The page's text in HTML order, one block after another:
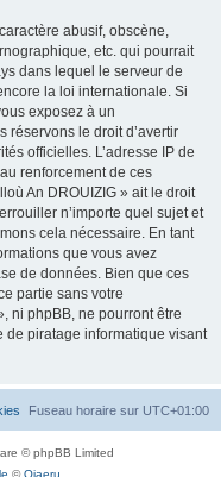
abusif, obscène,
etc. qui pourrait
dans lequel le serveur de
la loi internationale. Si
exposez à un
réservons le droit d’avertir
officielles. L’adresse IP de
renforcement de ces
An DROUIZIG » ait le droit
n’importe quel sujet et
cela nécessaire. En tant
que vous avez
de données. Bien que ces
partie sans votre
ni phpBB, ne pourront être
de piratage informatique visant
Fuseau horaire sur UTC+01:00
© phpBB Limited
©Qiaeru